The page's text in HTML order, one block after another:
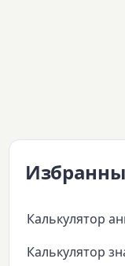
Калькулятор
Калькулятор